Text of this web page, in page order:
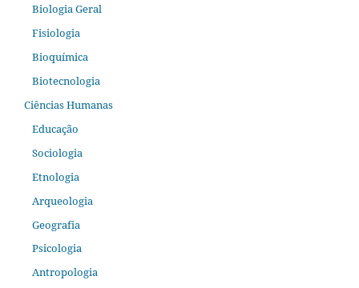
Biologia Geral
Fisiologia
Bioquímica
Biotecnologia
Ciências Humanas
Educação
Sociologia
Etnologia
Arqueologia
Geografia
Psicologia
Antropologia